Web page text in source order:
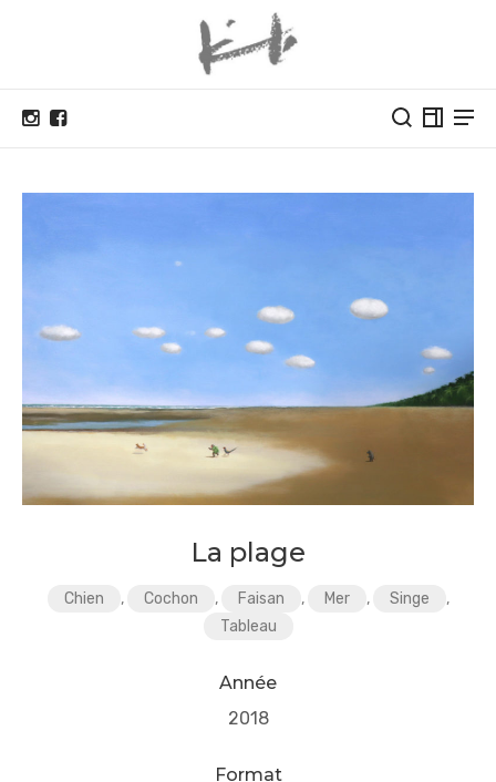
La plage
Chien , Cochon , Faisan , Mer , Singe
,
Tableau
Année
2018
Format